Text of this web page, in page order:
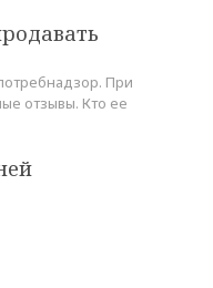
При
отзывы. Кто ее